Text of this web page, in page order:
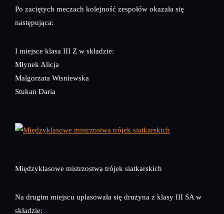
Po zaciętych meczach kolejność zespołów okazała się
następująca:
I miejsce klasa III Z w składzie:
Młynek Alicja
Malgorzata Wisniewska
Stukan Daria
Międzyklasowe mistrzostwa trójek siatkarskich
Na drugim miejscu uplasowała się drużyna z klasy III SA w
składzie: